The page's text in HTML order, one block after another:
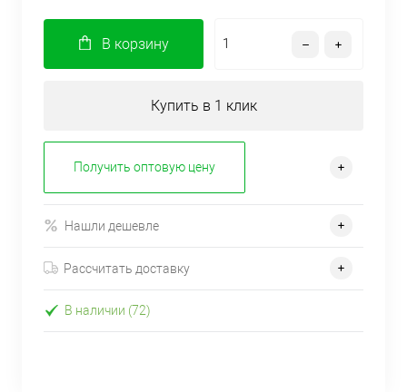
В корзину
Купить в 1 клик
Получить оптовую цену
Нашли дешевле
Рассчитать доставку
В наличии (72)